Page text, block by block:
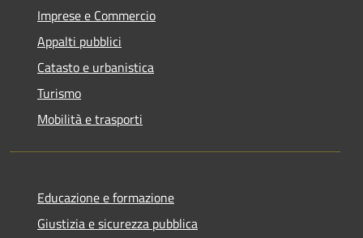
Imprese e Commercio
Appalti pubblici
Catasto e urbanistica
Turismo
Mobilità e trasporti
Educazione e formazione
Giustizia e sicurezza pubblica